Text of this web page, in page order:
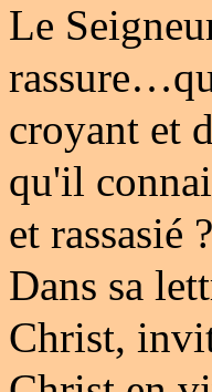
Le
croyant et
qu'il
et rassasié ?
Dans sa
Christ,